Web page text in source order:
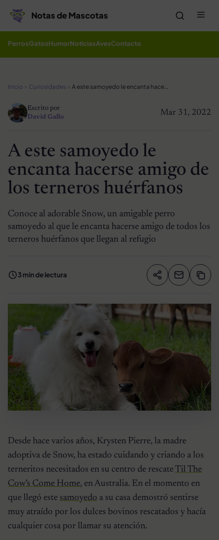
Notas de Mascotas
PerrosGatosHumorNoticiasAvesContacto
Inicio Curiosidades A este samoyedo le encanta hacerse amigo de los terneros huérfanos
Mar 31, 2022
Escrito por
David Gallo
A este samoyedo le
encanta hacerse amigo de
los terneros huérfanos
Conoce al adorable Snow, un amigable perro
samoyedo al que le encanta hacerse amigo de todos los
terneros huérfanos que llegan al refugio
3 min de lectura Compartir
Desde hace varios años, Krysten Pierre, la madre
adoptiva de Snow, ha estado cuidando y criando a los
terneritos necesitados en su centro de rescateTil The
Cow’s Come Home, en Australia. En el momento en
que llegó este samoyedo a su casa demostró sentirse
muy atraído por los dulces bovinos rescatados y hacía
cualquier cosa por llamar su atención.